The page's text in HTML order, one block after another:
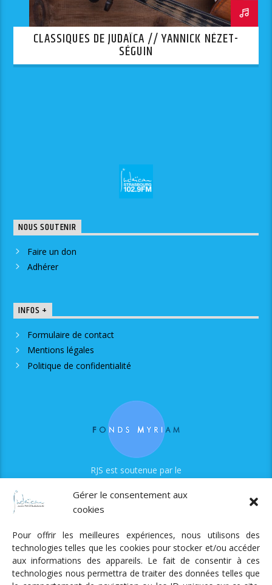
Gérer le consentement aux
cookies
Pour offrir les meilleures expériences, nous utilisons des
technologies telles que les cookies pour stocker et/ou accéder
aux informations des appareils. Le fait de consentir à ces
technologies nous permettra de traiter des données telles que
CLASSIQUES DE JUDAÏCA // YANNICK NÉZET-
SÉGUIN
NOUS SOUTENIR
Faire un don
Adhérer
INFOS +
Formulaire de contact
Mentions légales
Politique de confidentialité
RJS est soutenue par le